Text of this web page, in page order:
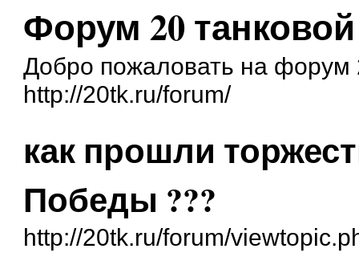
Форум 20
Добро пожаловать на форум
http://20tk.ru/forum/
как прошли
Победы ???
http://20tk.ru/forum/